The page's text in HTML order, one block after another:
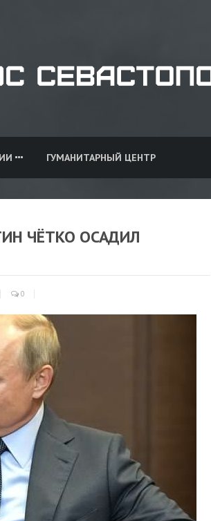
ГУМАНИТАРНЫЙ ЦЕНТР
ЧЁТКО ОСАДИЛ
0